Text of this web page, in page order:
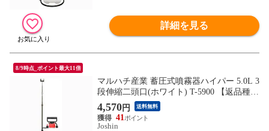
詳細を見る
8/9時点_ポイント最大11倍
マルハチ産業 蓄圧式噴霧器ハイパー 5.0L 3
段伸縮二頭口(ホワイト) T-5900 【返品種別
B】
4,570円 送料無料
41
Joshin